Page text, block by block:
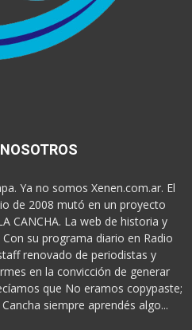
Ya no somos Xenen.com.ar. El
de 2008 mutó en un proyecto
CANCHA. La web de historia y
su programa diario en Radio
renovado de periodistas y
en la convicción de generar
que No eramos copypaste;
siempre aprendés algo...